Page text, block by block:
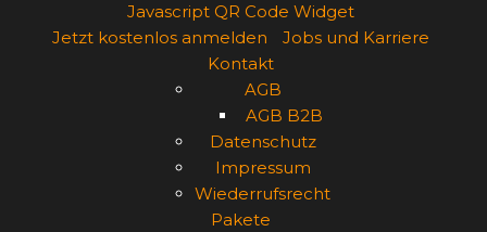
Javascript QR Code Widget
Jetzt kostenlos anmelden
Jobs und Karriere
Kontakt
AGB
AGB B2B
Datenschutz
Impressum
Wiederrufsrecht
Pakete